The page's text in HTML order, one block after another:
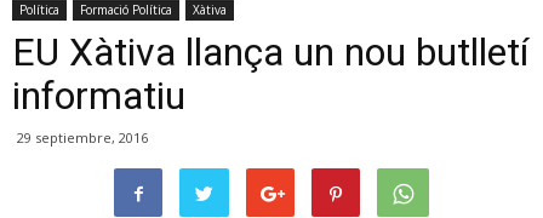
Política Formació Política Xàtiva
EU Xàtiva llança un nou butlletí
informatiu
29 septiembre, 2016